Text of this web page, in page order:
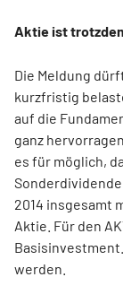
Aktie ist
Die Meldung
kurzfristig
auf die
ganz
es für möglich,
2014 insgesamt
Aktie. Für den
werden.